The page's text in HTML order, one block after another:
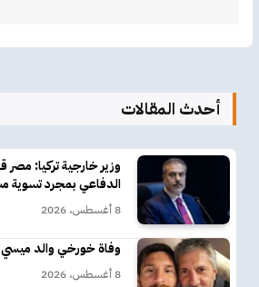
أحدث المقالات
وزير خارجية تركيا:
الدفاعي بمجرد تسوية
8 أغسطس، 2026
وفاة خورخي والد ميسي عن
8 أغسطس، 2026